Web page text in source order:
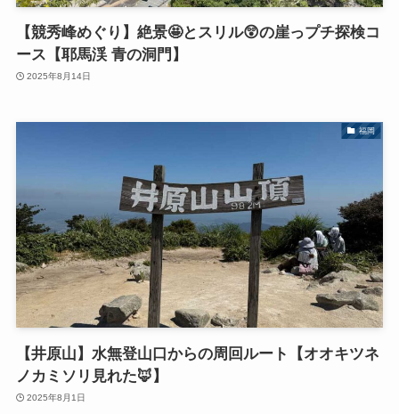
【競秀峰めぐり】絶景🤩とスリル😲の崖っプチ探検コ
ース【耶馬渓 青の洞門】
2025年8月14日
福岡
【井原山】水無登山口からの周回ルート【オオキツネ
ノカミソリ見れた🦊】
2025年8月1日